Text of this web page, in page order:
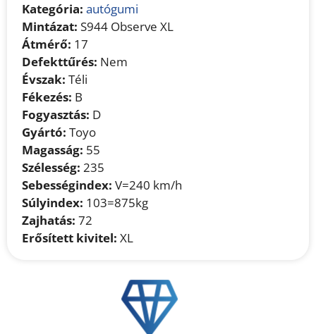
Kategória: autógumi
Mintázat: S944 Observe XL
Átmérő: 17
Defekttűrés: Nem
Évszak: Téli
Fékezés: B
Fogyasztás: D
Gyártó: Toyo
Magasság: 55
Szélesség: 235
Sebességindex: V=240 km/h
Súlyindex: 103=875kg
Zajhatás: 72
Erősített kivitel: XL